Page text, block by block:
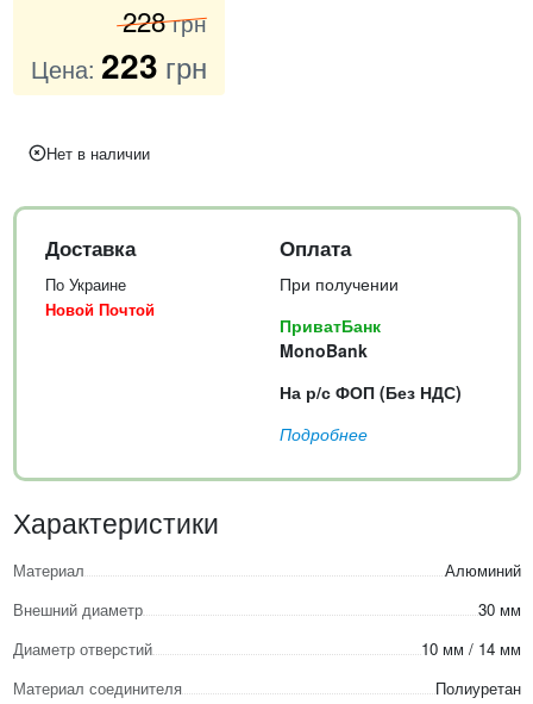
228 грн
Цена: 223 грн
Нет в наличии
Доставка
По Украине
Новой Почтой
Оплата
При получении
ПриватБанк
MonoBank
На р/с ФОП (Без НДС)
Подробнее
Характеристики
Материал
Алюминий
Внешний диаметр
30 мм
Диаметр отверстий
10 мм / 14 мм
Материал соединителя
Полиуретан